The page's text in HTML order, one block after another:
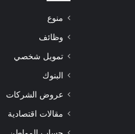
منوع
وظائف
تمويل شخصي
البنوك
عروض الشركات
مقالات اقتصادية